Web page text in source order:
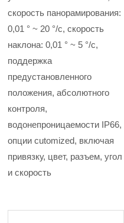
скорость панорамирования:
0,01 ° ~ 20 °/с, скорость
наклона: 0,01 ° ~ 5 °/с,
поддержка
предустановленного
положения, абсолютного
контроля,
водонепроницаемости IP66,
опции cutomized, включая
привязку, цвет, разъем, угол
и скорость